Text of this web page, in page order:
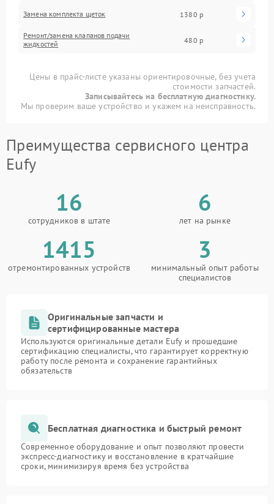
Замена комплекта щеток 1380 р
Ремонт/замена клапанов подачи
жидкостей
480 р
Цены в прайс-листе указаны ориентировочные, без учета
стоимости запчастей.
Записывайтесь на бесплатную диагностику.
Мы проверим ваше устройство и укажем на неисправность.
Преимущества сервисного центра
Eufy
16
сотрудников в штате
6
лет на рынке
1415
отремонтированных устройств
3
минимальный опыт работы
специалистов
Оригинальные запчасти и
сертифицированные мастера
Используются оригинальные детали Eufy и прошедшие
сертификацию специалисты, что гарантирует корректную
работу после ремонта и сохранение гарантийных
обязательств
Бесплатная диагностика и быстрый ремонт
Современное оборудование и опыт позволяют провести
экспресс-диагностику и восстановление в кратчайшие
сроки, минимизируя время без устройства